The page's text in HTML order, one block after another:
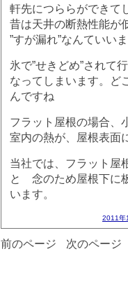
軒先につららができて
昔は天井の断熱性能が
”すが漏れ”なんていいま
氷で”せきどめ”されて
なってしまいます。ど
んですね
フラット屋根の場合、
室内の熱が、屋根表面
当社では、フラット屋
と 念のため屋根下に
います。
2011年
前のページ 次のページ